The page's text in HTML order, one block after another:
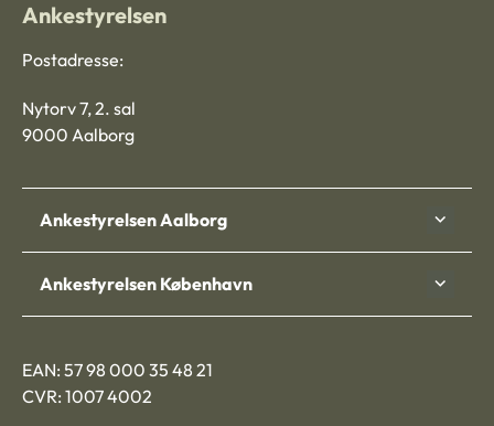
Ankestyrelsen
Postadresse:
Nytorv 7, 2. sal
9000 Aalborg
Ankestyrelsen Aalborg
Ankestyrelsen København
EAN: 57 98 000 35 48 21
CVR: 1007 4002